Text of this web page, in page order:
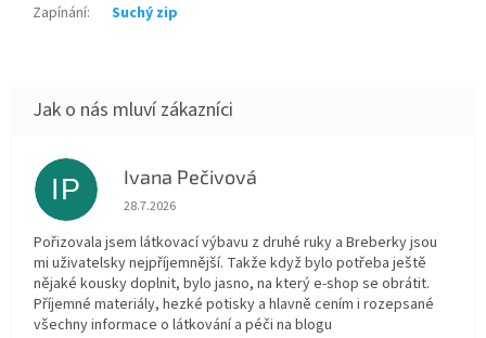
Zapínání: Suchý zip
IP Ivana Pečivová
Hodnocení obchodu je 5 z 5 hvězdiček.
28.7.2026
Pořizovala jsem látkovací výbavu z druhé ruky a Breberky jsou
mi uživatelsky nejpříjemnější. Takže když bylo potřeba ještě
nějaké kousky doplnit, bylo jasno, na který e-shop se obrátit.
Příjemné materiály, hezké potisky a hlavně cením i rozepsané
všechny informace o látkování a péči na blogu